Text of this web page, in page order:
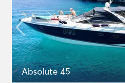
Absolute 45